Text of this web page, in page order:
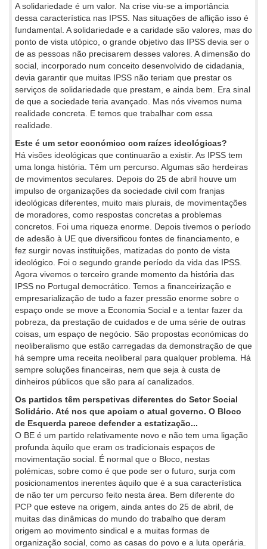
A solidariedade é um valor. Na crise viu-se a importância
dessa característica nas IPSS. Nas situações de aflição isso é
fundamental. A solidariedade e a caridade são valores, mas do
ponto de vista utópico, o grande objetivo das IPSS devia ser o
de as pessoas não precisarem desses valores. A dimensão do
social, incorporado num conceito desenvolvido de cidadania,
devia garantir que muitas IPSS não teriam que prestar os
serviços de solidariedade que prestam, e ainda bem. Era sinal
de que a sociedade teria avançado. Mas nós vivemos numa
realidade concreta. E temos que trabalhar com essa
realidade.
Este é um setor económico com raízes ideológicas?
Há visões ideológicas que continuarão a existir. As IPSS tem
uma longa história. Têm um percurso. Algumas são herdeiras
de movimentos seculares. Depois do 25 de abril houve um
impulso de organizações da sociedade civil com franjas
ideológicas diferentes, muito mais plurais, de movimentações
de moradores, como respostas concretas a problemas
concretos. Foi uma riqueza enorme. Depois tivemos o período
de adesão à UE que diversificou fontes de financiamento, e
fez surgir novas instituições, matizadas do ponto de vista
ideológico. Foi o segundo grande período da vida das IPSS.
Agora vivemos o terceiro grande momento da história das
IPSS no Portugal democrático. Temos a financeirização e
empresarialização de tudo a fazer pressão enorme sobre o
espaço onde se move a Economia Social e a tentar fazer da
pobreza, da prestação de cuidados e de uma série de outras
coisas, um espaço de negócio. São propostas económicas do
neoliberalismo que estão carregadas da demonstração de que
há sempre uma receita neoliberal para qualquer problema. Há
sempre soluções financeiras, nem que seja à custa de
dinheiros públicos que são para aí canalizados.
Os partidos têm perspetivas diferentes do Setor Social
Solidário. Até nos que apoiam o atual governo. O Bloco
de Esquerda parece defender a estatização...
O BE é um partido relativamente novo e não tem uma ligação
profunda àquilo que eram os tradicionais espaços de
movimentação social. É normal que o Bloco, nestas
polémicas, sobre como é que pode ser o futuro, surja com
posicionamentos inerentes àquilo que é a sua característica
de não ter um percurso feito nesta área. Bem diferente do
PCP que esteve na origem, ainda antes do 25 de abril, de
muitas das dinâmicas do mundo do trabalho que deram
origem ao movimento sindical e a muitas formas de
organização social, como as casas do povo e a luta operária.